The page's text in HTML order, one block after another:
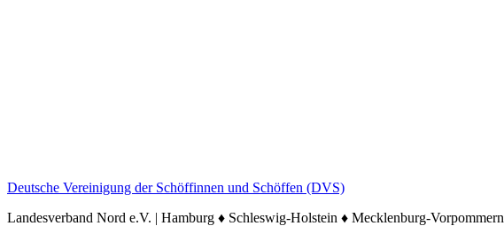
Deutsche Vereinigung der Schöffinnen und Schöffen (DVS)
Landesverband Nord e.V. | Hamburg ♦ Schleswig-Holstein ♦ Mecklenburg-Vorpommern